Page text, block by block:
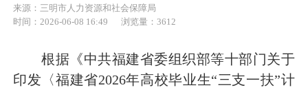
来源：三明市人力资源和社会保障局
时间：2026-06-08 16:49
浏览量：3612
根据《中共福建省委组织部等十部门关于
印发〈福建省2026年高校毕业生“三支一扶”计